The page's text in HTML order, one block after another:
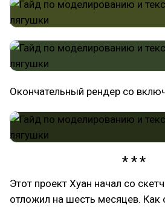
Окончательный рендер со
Этот проект Хуан начал со
отложил на шесть месяцев. Как